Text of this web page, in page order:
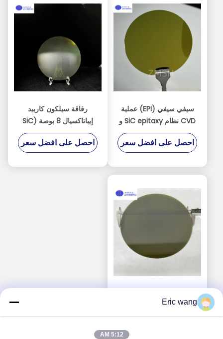
سيفي سيفي (EPI) عملية
CVD نظام SiC epitaxy و
MOCVD
احصل على افضل سعر
رقاقة سيلكون كاربيد
إيباتاكسيال 8 بوصة (SiC
Epi Wafer)
احصل على افضل سعر
سي (كربيد السيليكون)
احصل على افضل سعر
Eric wang
5:12 AM